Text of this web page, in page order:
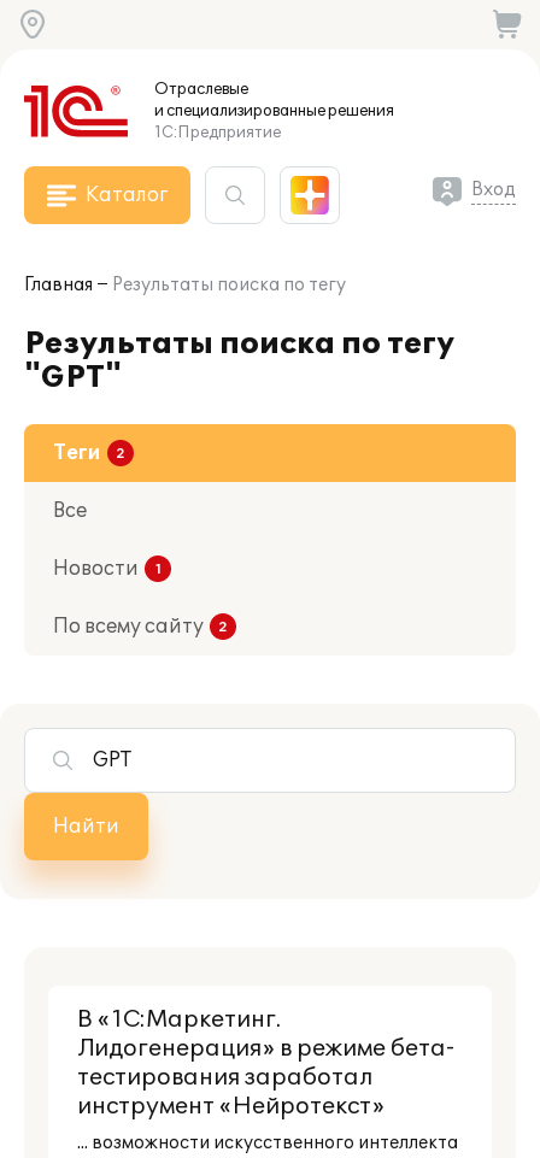
Отраслевые
и специализированныерешения
1С:Предприятие
Каталог Вход
Главная Результаты поиска по тегу
Результаты поиска по тегу
"GPT"
Все
Новости
Теги
По всему сайту
Найти
В «1С:Маркетинг.
Лидогенерация» в режиме бета-
тестирования заработал
инструмент «Нейротекст»
... возможности искусственного интеллекта